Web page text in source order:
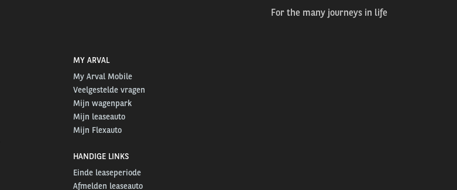
For the many journeys in life
MY ARVAL
My Arval Mobile
Veelgestelde vragen
Mijn wagenpark
Mijn leaseauto
Mijn Flexauto
HANDIGE LINKS
Einde leaseperiode
Afmelden leaseauto